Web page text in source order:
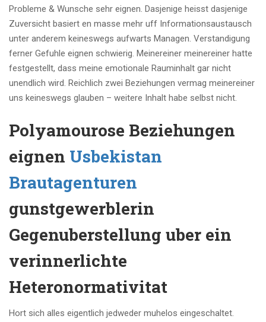
Probleme & Wunsche sehr eignen. Dasjenige heisst dasjenige
Zuversicht basiert en masse mehr uff Informationsaustausch
unter anderem keineswegs aufwarts Managen. Verstandigung
ferner Gefuhle eignen schwierig. Meinereiner meinereiner hatte
festgestellt, dass meine emotionale Rauminhalt gar nicht
unendlich wird. Reichlich zwei Beziehungen vermag meinereiner
uns keineswegs glauben – weitere Inhalt habe selbst nicht.
Polyamourose Beziehungen
eignen Usbekistan
Brautagenturen
gunstgewerblerin
Gegenuberstellung uber ein
verinnerlichte
Heteronormativitat
Hort sich alles eigentlich jedweder muhelos eingeschaltet.